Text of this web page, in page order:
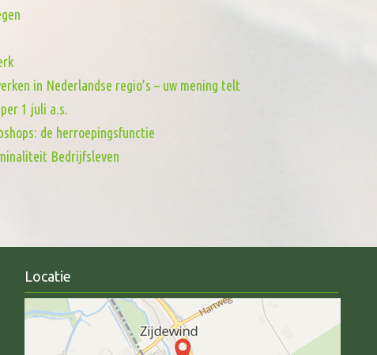
in Nederlandse regio’s – uw mening telt
1 juli a.s.
de herroepingsfunctie
Bedrijfsleven
Locatie